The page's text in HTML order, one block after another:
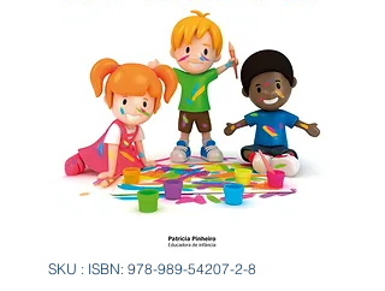
SKU : ISBN: 978-989-54207-2-8